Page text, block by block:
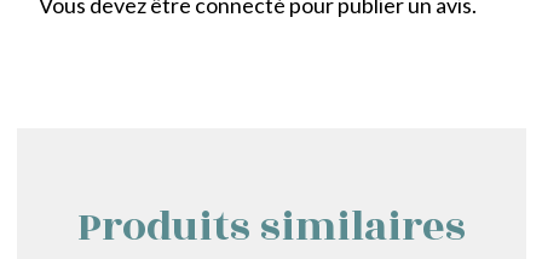
Produits similaires